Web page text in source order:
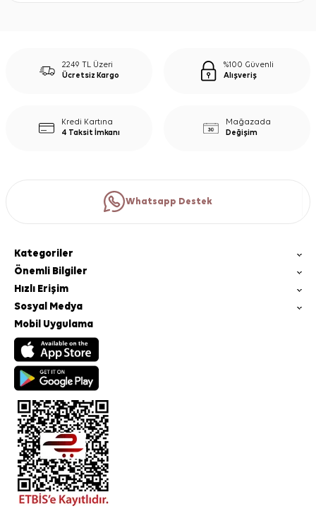
2249 TL Üzeri
Ücretsiz Kargo
%100 Güvenli
Alışveriş
Kredi Kartına
4 Taksit İmkanı
Mağazada
Değişim
Whatsapp Destek
Kategoriler
Önemli Bilgiler
Hızlı Erişim
Sosyal Medya
Mobil Uygulama